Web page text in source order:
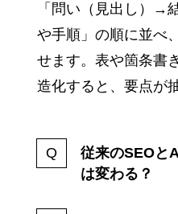
「問い（見出し）→
や手順」の順に並べ
せます。表や箇条書
造化すると、要点が
従来のSEOと
は変わる？